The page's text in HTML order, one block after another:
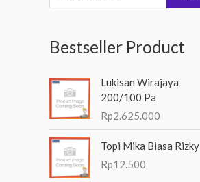
e
c
a
u
Bestseller Product
Lukisan Wirajaya
200/100 Pa
Rp2.625.000
Topi Mika Biasa Rizky
Rp12.500